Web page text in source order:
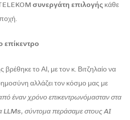
συνεργάτη επιλογής κάθε
επίκεντρο
το ΑΙ, με τον κ. Βιτζηλαίο να
αλλάζει τον κόσμο μας με
έναν χρόνο επικεντρωνόμασταν στα
LLMs, σύντομα περάσαμε στους AI